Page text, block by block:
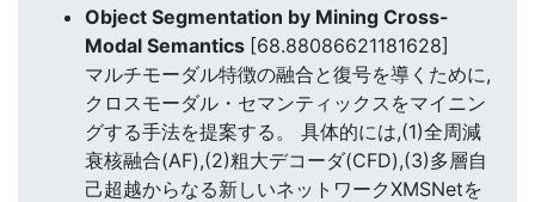
Object Segmentation by Mining Cross-
Modal Semantics [68.88086621181628]
マルチモーダル特徴の融合と復号を導くために,
クロスモーダル・セマンティックスをマイニン
グする手法を提案する。 具体的には,(1)全周減
衰核融合(AF),(2)粗大デコーダ(CFD),(3)多層自
己超越からなる新しいネットワークXMSNetを